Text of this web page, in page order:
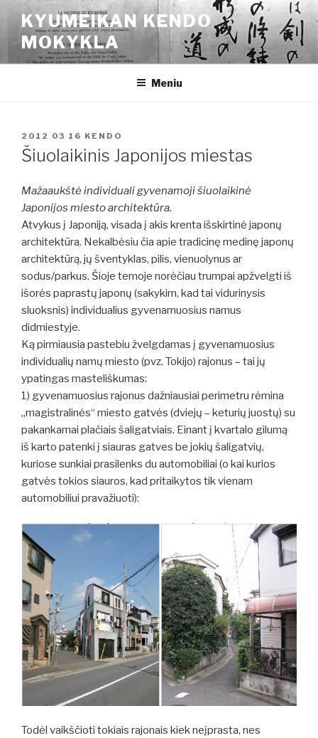
Eiti
prie
turinio
KYUMEIKAN KENDO
MOKYKLA
Meniu
PASKELBTA
2012 03 16 KENDO
Šiuolaikinis Japonijos miestas
Mažaaukštė individuali gyvenamoji šiuolaikinė
Japonijos miesto architektūra.
Atvykus į Japoniją, visada į akis krenta išskirtinė japonų
architektūra. Nekalbėsiu čia apie tradicinę medinę japonų
architektūrą, jų šventyklas, pilis, vienuolynus ar
sodus/parkus. Šioje temoje norėčiau trumpai apžvelgti iš
išorės paprastų japonų (sakykim, kad tai vidurinysis
sluoksnis) individualius gyvenamuosius namus
didmiestyje.
Ką pirmiausia pastebiu žvelgdamas į gyvenamuosius
individualių namų miesto (pvz. Tokijo) rajonus – tai jų
ypatingas masteliškumas:
1) gyvenamuosius rajonus dažniausiai perimetru rėmina
„magistralinės“ miesto gatvės (dviejų – keturių juostų) su
pakankamai plačiais šaligatviais. Einant į kvartalo gilumą
iš karto patenki į siauras gatves be jokių šaligatvių,
kuriose sunkiai prasilenks du automobiliai (o kai kurios
gatvės tokios siauros, kad pritaikytos tik vienam
automobiliui pravažiuoti):
Todėl vaikščioti tokiais rajonais kiek neįprasta, nes